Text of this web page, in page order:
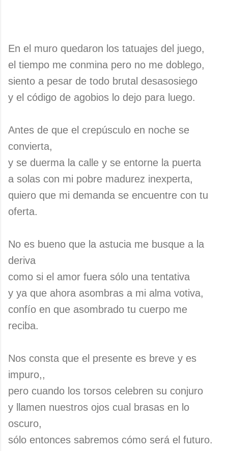
En el muro quedaron los tatuajes del juego,
el tiempo me conmina pero no me doblego,
siento a pesar de todo brutal desasosiego
y el código de agobios lo dejo para luego.
Antes de que el crepúsculo en noche se
convierta,
y se duerma la calle y se entorne la puerta
a solas con mi pobre madurez inexperta,
quiero que mi demanda se encuentre con tu
oferta.
No es bueno que la astucia me busque a la
deriva
como si el amor fuera sólo una tentativa
y ya que ahora asombras a mi alma votiva,
confío en que asombrado tu cuerpo me
reciba.
Nos consta que el presente es breve y es
impuro,,
pero cuando los torsos celebren su conjuro
y llamen nuestros ojos cual brasas en lo
oscuro,
sólo entonces sabremos cómo será el futuro.